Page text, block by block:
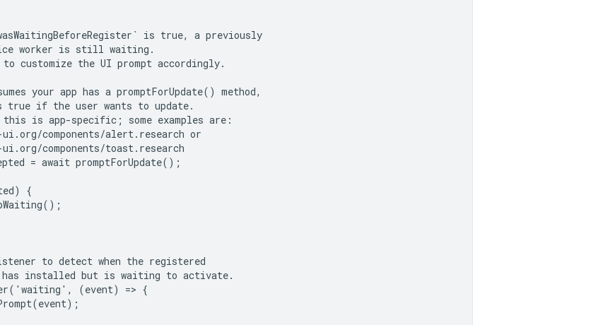
is true, a previously
worker is still waiting.
customize the UI prompt accordingly.
your app has a promptForUpdate() method,
true if the user wants to update.
is app-specific; some examples are:
components/alert.research or
components/toast.research
= await promptForUpdate();
{
to detect when the registered
installed but is waiting to activate.
(event) => {